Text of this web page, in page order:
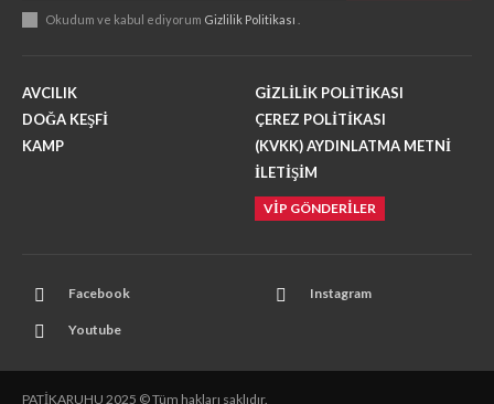
Okudum ve kabul ediyorum Gizlilik Politikası
AVCILIK
DOĞA KEŞFİ
KAMP
GİZLİLİK POLİTİKASI
ÇEREZ POLİTİKASI
(KVKK) AYDINLATMA METNİ
İLETİŞİM
VİP GÖNDERİLER
Facebook Instagram
Youtube
PATİKARUHU 2025 © Tüm hakları saklıdır.